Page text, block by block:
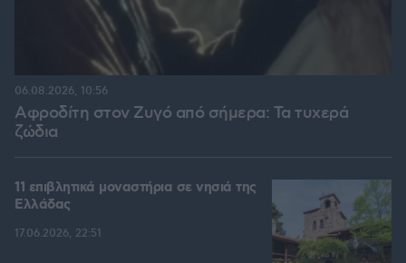
Αφροδίτη στον Ζυγό από σήμερα: Τα τυχερά
ζώδια
06.08.2026, 10:56
11 επιβλητικά μοναστήρια σε νησιά της
Ελλάδας
17.06.2026, 22:51